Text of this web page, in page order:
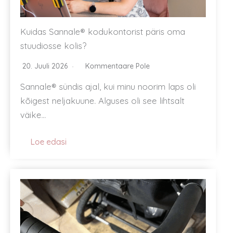
Kuidas Sannale® kodukontorist päris oma
stuudiosse kolis?
20. Juuli 2026 Kommentaare Pole
Sannale® sündis ajal, kui minu noorim laps oli
kõigest neljakuune. Alguses oli see lihtsalt
väike…
Loe edasi